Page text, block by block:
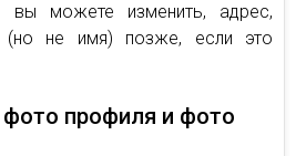
вы можете изменить, адрес,
(но не имя) позже, если это
профиля и фото